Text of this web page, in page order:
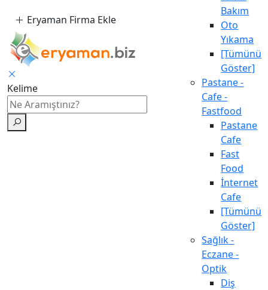
Eryaman Firma Ekle
Kelime
Bakım
Oto
Yıkama
[Tümünü
Göster]
Pastane -
Cafe -
Fastfood
Pastane
Cafe
Fast
Food
İnternet
Cafe
[Tümünü
Göster]
Sağlık -
Eczane -
Optik
Diş